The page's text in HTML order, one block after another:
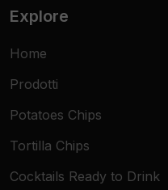
Explore
Home
Prodotti
Potatoes Chips
Tortilla Chips
Cocktails Ready to Drink